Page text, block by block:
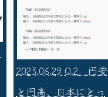
2023.06.29 Q.2 円安
と円高、日本にとっ